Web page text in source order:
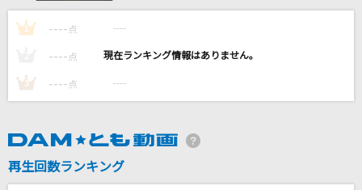
[生音]火星人
ヨルシカ
ブリキノダンス
開心☆ナイス街
1 ---- 点 ----
---- 点 ----
3 ---- 点 ----
再生回数ランキング